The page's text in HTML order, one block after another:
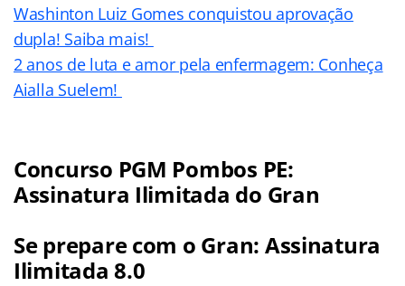
Washinton Luiz Gomes conquistou aprovação
dupla! Saiba mais!
2 anos de luta e amor pela enfermagem: Conheça
Aialla Suelem!
Concurso PGM Pombos PE:
Assinatura Ilimitada do Gran
Se prepare com o Gran: Assinatura
Ilimitada 8.0